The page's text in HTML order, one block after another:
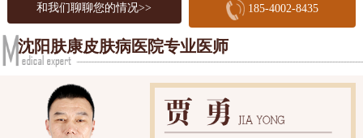
和我们聊聊您的情况>> 185-4002-8435
沈阳肤康皮肤病医院专业医师